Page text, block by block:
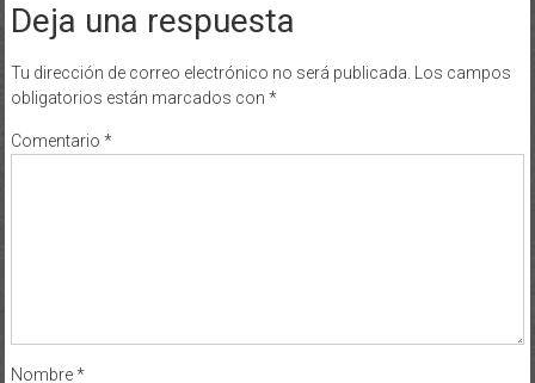
Deja una respuesta
Tu dirección de correo electrónico no será publicada. Los campos
obligatorios están marcados con *
Comentario *
Nombre*